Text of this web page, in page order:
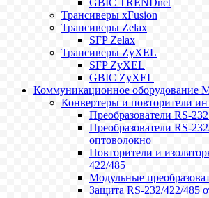
GBIC TRENDnet
Трансиверы xFusion
Трансиверы Zelax
SFP Zelax
Трансиверы ZyXEL
SFP ZyXEL
GBIC ZyXEL
Коммуникационное оборудование
Конвертеры и повторители
Преобразователи RS-
Преобразователи RS-
оптоволокно
Повторители и
422/485
Модульные
Защита RS-232/422/485